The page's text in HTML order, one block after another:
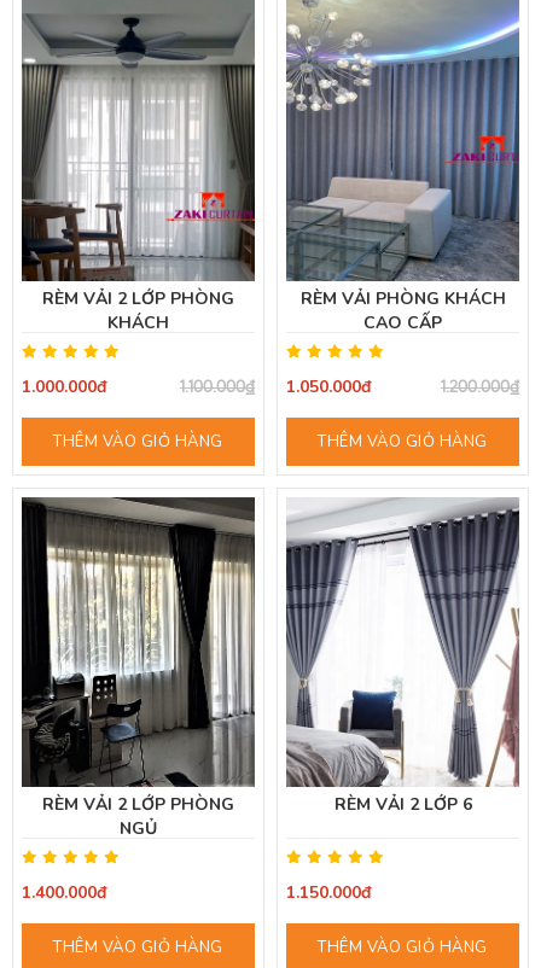
RÈM VẢI 2 LỚP PHÒNG
KHÁCH
1.000.000đ 1.100.000₫
THÊM VÀO GIỎ HÀNG
RÈM VẢI PHÒNG KHÁCH
CAO CẤP
1.050.000đ 1.200.000₫
THÊM VÀO GIỎ HÀNG
RÈM VẢI 2 LỚP PHÒNG
NGỦ
1.400.000đ
THÊM VÀO GIỎ HÀNG
RÈM VẢI 2 LỚP 6
1.150.000đ
THÊM VÀO GIỎ HÀNG